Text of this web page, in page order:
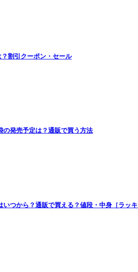
割引クーポン・セール
の発売予定は？通販で買う方法
つから？通販で買える？値段・中身［ラッキ